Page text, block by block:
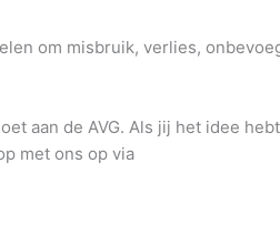
om misbruik, verlies,
aan de AVG. Als jij het idee
met ons op via